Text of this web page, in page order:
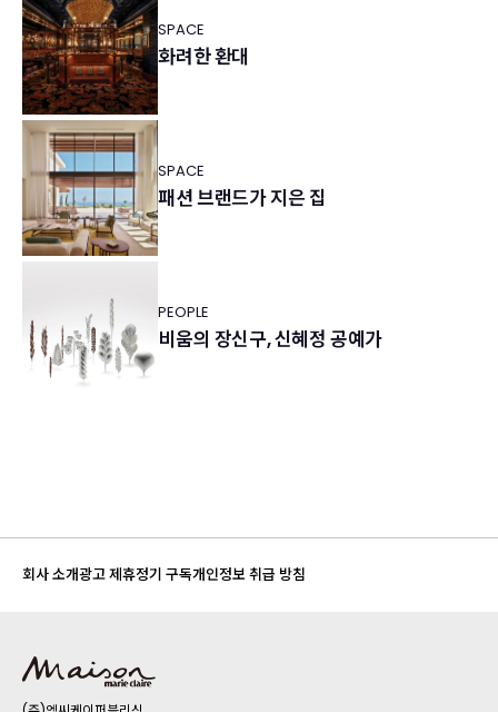
SPACE
화려한 환대
SPACE
패션 브랜드가 지은 집
PEOPLE
비움의 장신구, 신혜정 공예가
회사 소개광고 제휴정기 구독개인정보 취급 방침